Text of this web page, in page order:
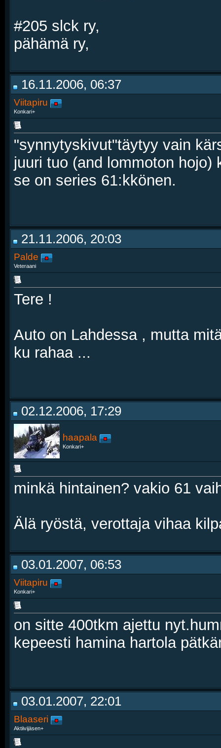
#205 slck ry,
pähämä ry,
16.11.2006, 06:37
Viitapiru
Konkari+
"synnytyskivut"täytyy vain
juuri tuo (and lommoton
se on series 61:kkönen.
21.11.2006, 20:03
Palde
Veteraani
Tere !
Auto on Lahdessa , mutta
ku rahaa ...
02.12.2006, 17:29
haapala
Konkari+
minkä hintainen? vakio 61
Älä ryöstä, verottaja vihaa
03.01.2007, 06:53
Viitapiru
Konkari+
on sitte 400tkm ajettu
kepeesti hamina hartola
03.01.2007, 22:01
Blaaseri
Aktiivijäsen+